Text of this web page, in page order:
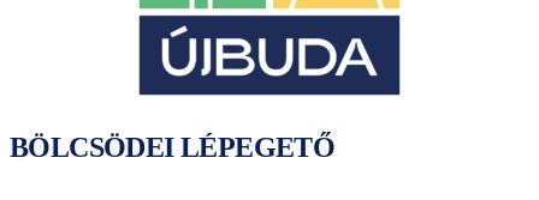
BÖLCSÖDEI LÉPEGETŐ